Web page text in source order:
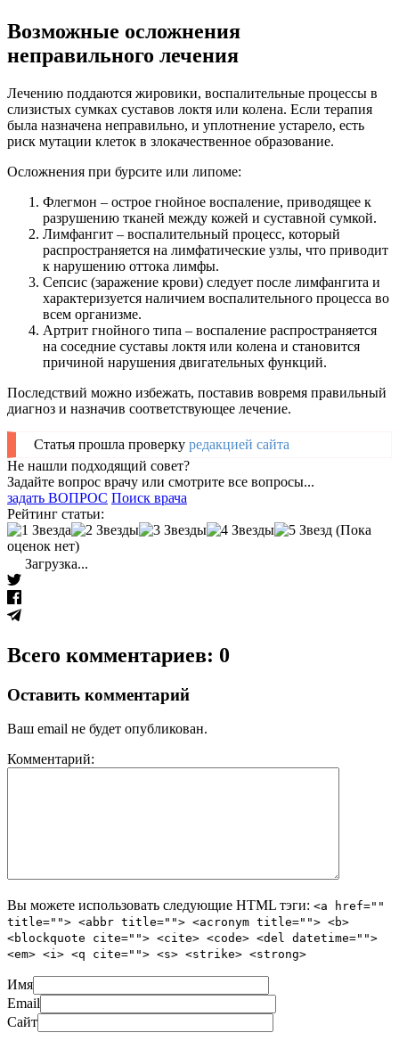
Возможные осложнения
неправильного лечения
Лечению поддаются жировики, воспалительные процессы в
слизистых сумках суставов локтя или колена. Если терапия
была назначена неправильно, и уплотнение устарело, есть
риск мутации клеток в злокачественное образование.
Осложнения при бурсите или липоме:
Флегмон – острое гнойное воспаление, приводящее к
разрушению тканей между кожей и суставной сумкой.
Лимфангит – воспалительный процесс, который
распространяется на лимфатические узлы, что приводит
к нарушению оттока лимфы.
Сепсис (заражение крови) следует после лимфангита и
характеризуется наличием воспалительного процесса во
всем организме.
Артрит гнойного типа – воспаление распространяется
на соседние суставы локтя или колена и становится
причиной нарушения двигательных функций.
Последствий можно избежать, поставив вовремя правильный
диагноз и назначив соответствующее лечение.
Статья прошла проверку редакцией сайта
Не нашли подходящий совет?
Задайте вопрос врачу или смотрите все вопросы...
задать ВОПРОС Поиск врача
Рейтинг статьи:
(Пока
оценок нет)
Загрузка...
Всего комментариев: 0
Оставить комментарий
Ваш email не будет опубликован.
Комментарий:
Вы можете использовать следующие HTML тэги: <a href=""
title=""> <abbr title=""> <acronym title=""> <b>
<blockquote cite=""> <cite> <code> <del datetime="">
<em> <i> <q cite=""> <s> <strike> <strong>
Имя
Email
Сайт